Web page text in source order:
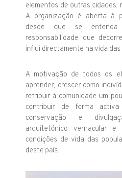
elementos de outras cidades,
A organização é aberta à
desde que se
responsabilidade que
influi directamente na vida das
A motivação de todos os
aprender, crescer como
retribuir à comunidade um
contribuir de forma
conservação e
arquitetónico vernacular
condições de vida das
deste país.